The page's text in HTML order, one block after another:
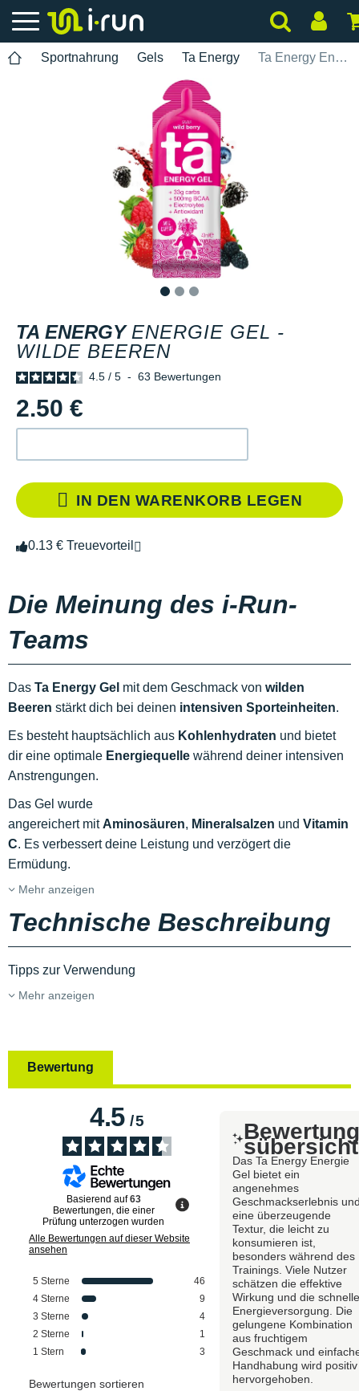
Sportnahrung Gels Ta Energy Ta Energy Energie Gel - Wilde Beeren
TA ENERGY ENERGIE GEL -
WILDE BEEREN
4.5 / 5 - 63 Bewertungen
2.50 €
IN DEN WARENKORB LEGEN
0.13 € Treuevorteil
Die Meinung des i-Run-
Teams
Das Ta Energy Gel mit dem Geschmack von wilden
Beeren stärkt dich bei deinen intensiven Sporteinheiten.
Es besteht hauptsächlich aus Kohlenhydraten und bietet
dir eine optimale Energiequelle während deiner intensiven
Anstrengungen.
Das Gel wurde
angereichert mit Aminosäuren, Mineralsalzen und Vitamin
C. Es verbessert deine Leistung und verzögert die
Ermüdung.
Mehr anzeigen
Technische Beschreibung
Tipps zur Verwendung
Mehr anzeigen
Bewertung
4.5/5
Basierend auf63
Bewertungen, die einer
Prüfung unterzogen wurden
Alle Bewertungen auf dieser Website
ansehen
5 Sterne
46
4 Sterne
9
3 Sterne
4
2 Sterne
1
1 Stern 3
Bewertungen sortieren
sübersicht
Das Ta Energy Energie
Gel bietet ein
angenehmes
Geschmackserlebnis
eine überzeugende
Textur, die leicht zu
konsumieren ist,
besonders während des
Trainings. Viele Nutzer
schätzen die effektive
Wirkung und die
Energieversorgung. Die
gelungene Kombination
aus fruchtigem
Geschmack und
Handhabung wird positiv
hervorgehoben.